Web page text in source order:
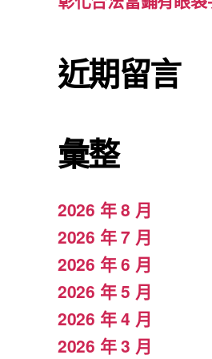
近期留言
彙整
2026 年 8 月
2026 年 7 月
2026 年 6 月
2026 年 5 月
2026 年 4 月
2026 年 3 月